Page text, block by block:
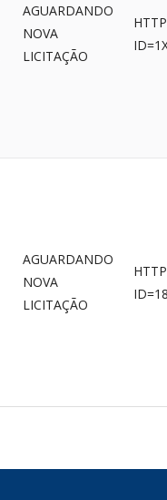
AGUARDANDO
NOVA
LICITAÇÃO
AGUARDANDO
NOVA
LICITAÇÃO